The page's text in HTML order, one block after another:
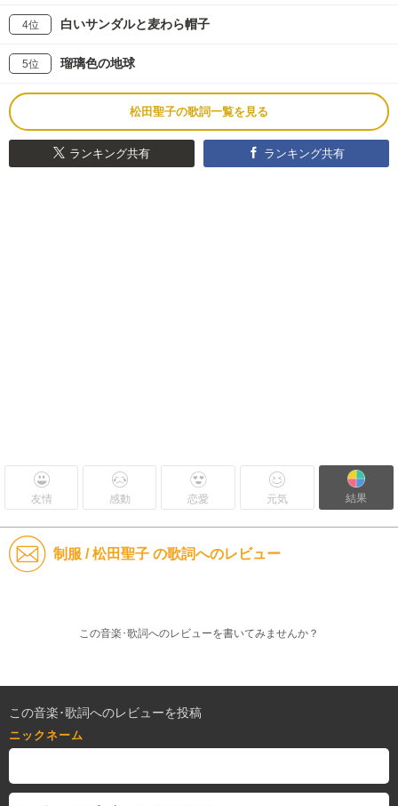
4位 白いサンダルと麦わら帽子
5位 瑠璃色の地球
松田聖子の歌詞一覧を見る
ランキング共有 ランキング共有
友情 感動 恋愛 元気 結果
制服 / 松田聖子 の歌詞へのレビュー
この音楽･歌詞へのレビューを書いてみませんか？
この音楽･歌詞へのレビューを投稿
ニックネーム